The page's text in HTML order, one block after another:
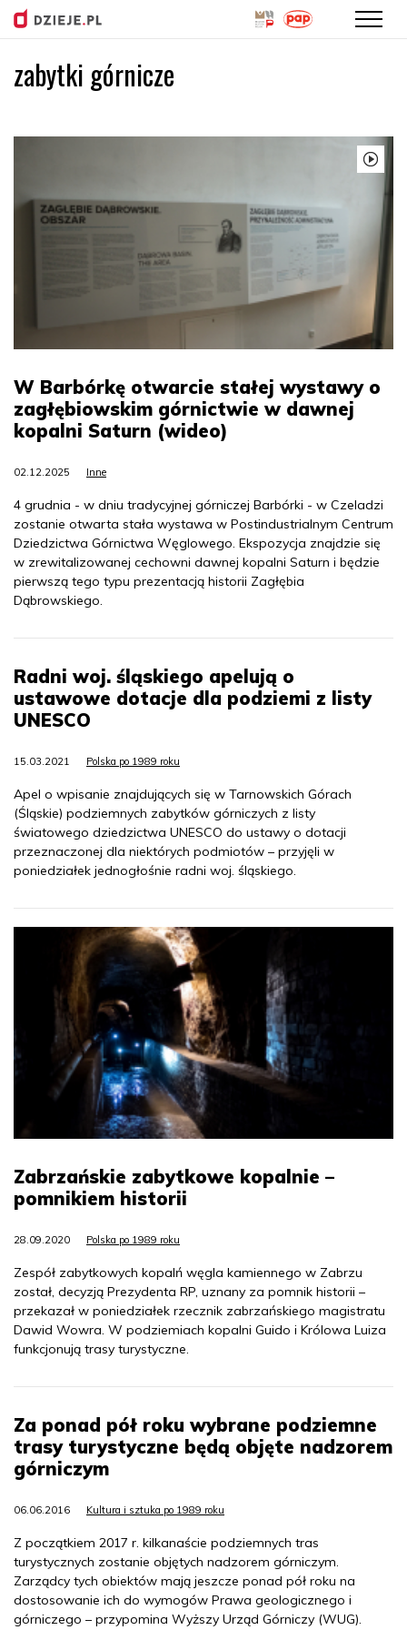
zabytki górnicze
W Barbórkę otwarcie stałej wystawy o
zagłębiowskim górnictwie w dawnej
kopalni Saturn (wideo)
02.12.2025 Inne
4 grudnia - w dniu tradycyjnej górniczej Barbórki - w Czeladzi
zostanie otwarta stała wystawa w Postindustrialnym Centrum
Dziedzictwa Górnictwa Węglowego. Ekspozycja znajdzie się
w zrewitalizowanej cechowni dawnej kopalni Saturn i będzie
pierwszą tego typu prezentacją historii Zagłębia
Dąbrowskiego.
Radni woj. śląskiego apelują o
ustawowe dotacje dla podziemi z listy
UNESCO
15.03.2021 Polska po 1989 roku
Apel o wpisanie znajdujących się w Tarnowskich Górach
(Śląskie) podziemnych zabytków górniczych z listy
światowego dziedzictwa UNESCO do ustawy o dotacji
przeznaczonej dla niektórych podmiotów – przyjęli w
poniedziałek jednogłośnie radni woj. śląskiego.
Zabrzańskie zabytkowe kopalnie –
pomnikiem historii
28.09.2020 Polska po 1989 roku
Zespół zabytkowych kopalń węgla kamiennego w Zabrzu
został, decyzją Prezydenta RP, uznany za pomnik historii –
przekazał w poniedziałek rzecznik zabrzańskiego magistratu
Dawid Wowra. W podziemiach kopalni Guido i Królowa Luiza
funkcjonują trasy turystyczne.
Za ponad pół roku wybrane podziemne
trasy turystyczne będą objęte nadzorem
górniczym
06.06.2016 Kultura i sztuka po 1989 roku
Z początkiem 2017 r. kilkanaście podziemnych tras
turystycznych zostanie objętych nadzorem górniczym.
Zarządcy tych obiektów mają jeszcze ponad pół roku na
dostosowanie ich do wymogów Prawa geologicznego i
górniczego – przypomina Wyższy Urząd Górniczy (WUG).